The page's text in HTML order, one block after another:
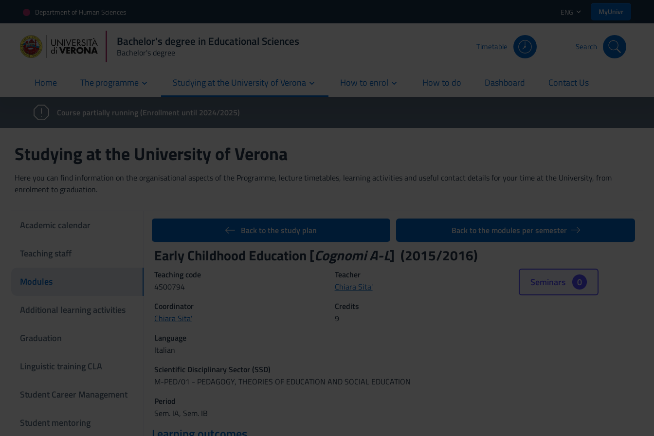
Department of Human Sciences ENG MyUnivr
Bachelor's degree in Educational Sciences
Bachelor's degree
Timetable Search
Home
current The programme Studying at the University of Verona How to enrol How to do
current Dashboard
current Contact Us
current
Course partially running (Enrollment until 2024/2025)
Studying at the University of Verona
Here you can find information on the organisational aspects of the Programme, lecture timetables, learning activities and useful contact details for your time at the University, from
enrolment to graduation.
Academic calendar
Teaching staff
Modules
Additional learning activities
Graduation
Linguistic training CLA
Student Career Management
Student mentoring
Back to the study plan Back to the modules per semester
Early Childhood Education [Cognomi A-L] (2015/2016)
Teaching code
4S00794
Teacher
Chiara Sita'
Coordinator
Chiara Sita'
Credits
9
Language
Italian
Scientific Disciplinary Sector (SSD)
M-PED/01 - PEDAGOGY, THEORIES OF EDUCATION AND SOCIAL EDUCATION
Period
Sem. IA, Sem. IB
Seminars 0